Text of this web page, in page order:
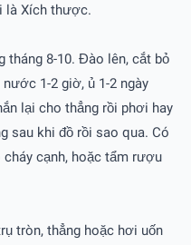
là Xích thược.
tháng 8-10. Đào lên, cắt bỏ
1-2 giờ, ủ 1-2 ngày
lại cho thẳng rồi phơi hay
sau khi đồ rồi sao qua. Có
cạnh, hoặc tẩm rượu
tròn, thẳng hoặc hơi uốn